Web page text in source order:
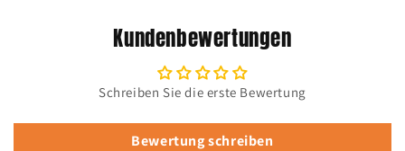
Kundenbewertungen
Schreiben Sie die erste Bewertung
Bewertung schreiben